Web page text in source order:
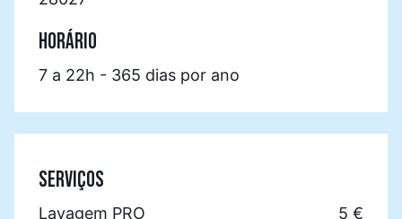
HORÁRIO
7 a 22h - 365 dias por ano
SERVIÇOS
Lavagem PRO
5 €